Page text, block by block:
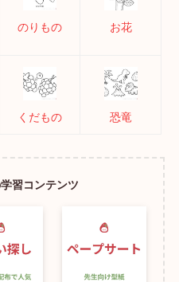
のりもの お花
くだもの 恐竜
習コンテンツ